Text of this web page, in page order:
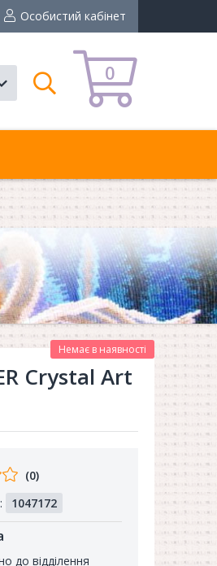
Особистий кабінет
0
Пошук
Crystal Art
Немає в наявності
Відгуків
покупців
(0)
1047172
до відділення